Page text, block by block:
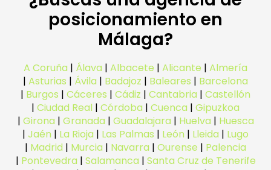
posicionamiento en
Málaga?
A Coruña | Álava | Albacete | Alicante | Almería
| Asturias | Ávila | Badajoz | Baleares | Barcelona
| Burgos | Cáceres | Cádiz | Cantabria | Castellón
| Ciudad Real | Córdoba | Cuenca | Gipuzkoa
| Girona | Granada | Guadalajara | Huelva | Huesca
| Jaén | La Rioja | Las Palmas | León | Lleida | Lugo
| Madrid | Murcia | Navarra | Ourense | Palencia
| Pontevedra | Salamanca | Santa Cruz de Tenerife